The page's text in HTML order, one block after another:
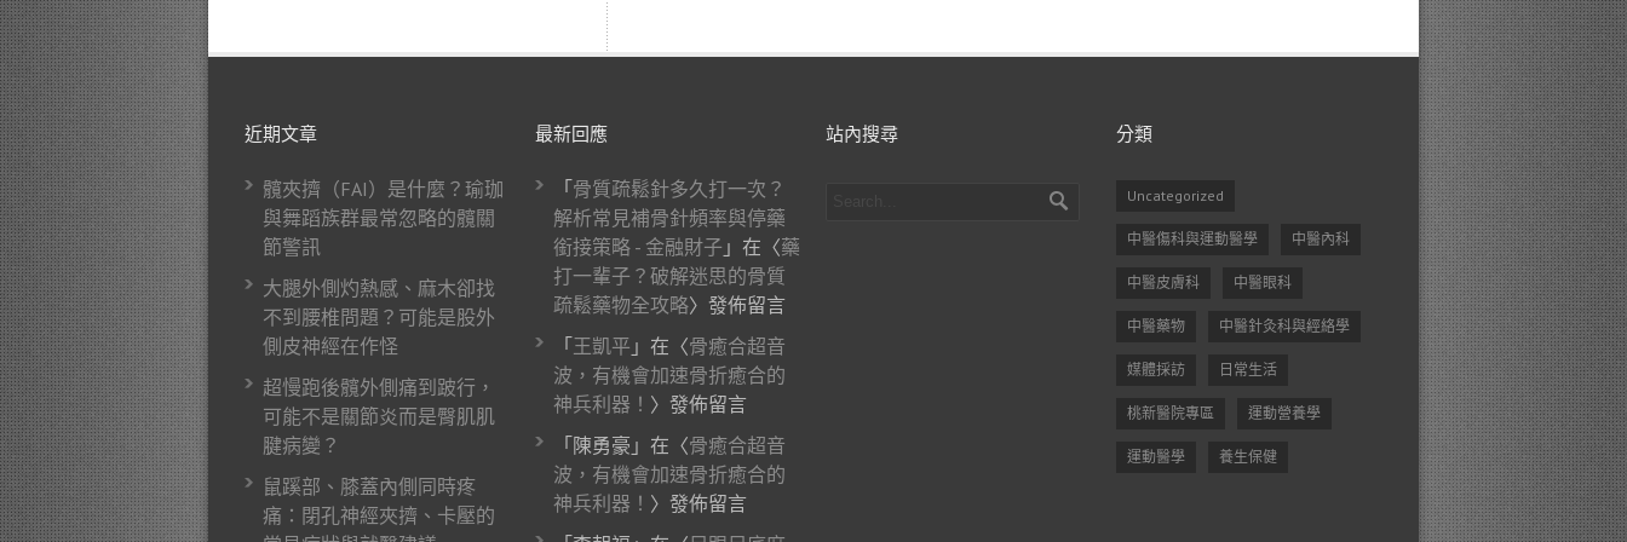
近期文章
髖夾擠（FAI）是什麼？瑜珈
與舞蹈族群最常忽略的髖關
節警訊
大腿外側灼熱感、麻木卻找
不到腰椎問題？可能是股外
側皮神經在作怪
超慢跑後髖外側痛到跛行，
可能不是關節炎而是臀肌肌
腱病變？
鼠蹊部、膝蓋內側同時疼
痛：閉孔神經夾擠、卡壓的
最新回應
「 骨質疏鬆針多久打一次？
解析常見補骨針頻率與停藥
銜接策略 - 金融財子 」在〈藥
打一輩子？破解迷思的骨質
疏鬆藥物全攻略〉發佈留言
「 王凱平 」在〈骨癒合超音
波，有機會加速骨折癒合的
神兵利器！ 〉發佈留言
「 陳勇豪 」在〈骨癒合超音
波，有機會加速骨折癒合的
神兵利器！ 〉發佈留言
站內搜尋 分類
Uncategorized
中醫傷科與運動醫學 中醫內科
中醫皮膚科 中醫眼科
中醫藥物 中醫針灸科與經絡學
媒體採訪 日常生活
桃新醫院專區 運動營養學
運動醫學 養生保健